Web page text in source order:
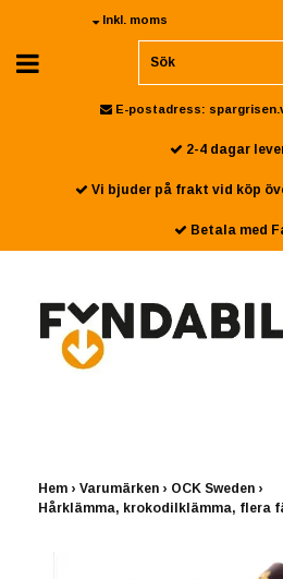
Inkl. moms
E-postadress:
2-4 dagar
Vi bjuder på frakt vid köp
Betala med
Hem › Varumärken › OCK Sweden ›
Hårklämma, krokodilklämma, flera